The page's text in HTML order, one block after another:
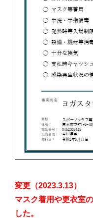
変更（2023.3.13）
マスク着用や更衣室
した。